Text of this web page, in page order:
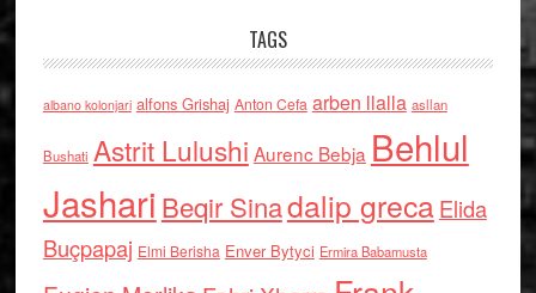
TAGS
albano kolonjari alfons Grishaj Anton Cefa arben llalla asllan
Bushati Astrit Lulushi Aurenc Bebja Behlul
Jashari Beqir Sinadalip grecaElida
Buçpapaj Elmi Berisha Enver Bytyci Ermira Babamusta